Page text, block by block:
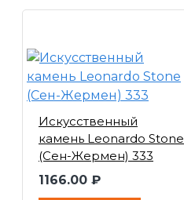
Искусственный
камень Leonardo Stone
(Сен-Жермен) 333
1166.00 ₽